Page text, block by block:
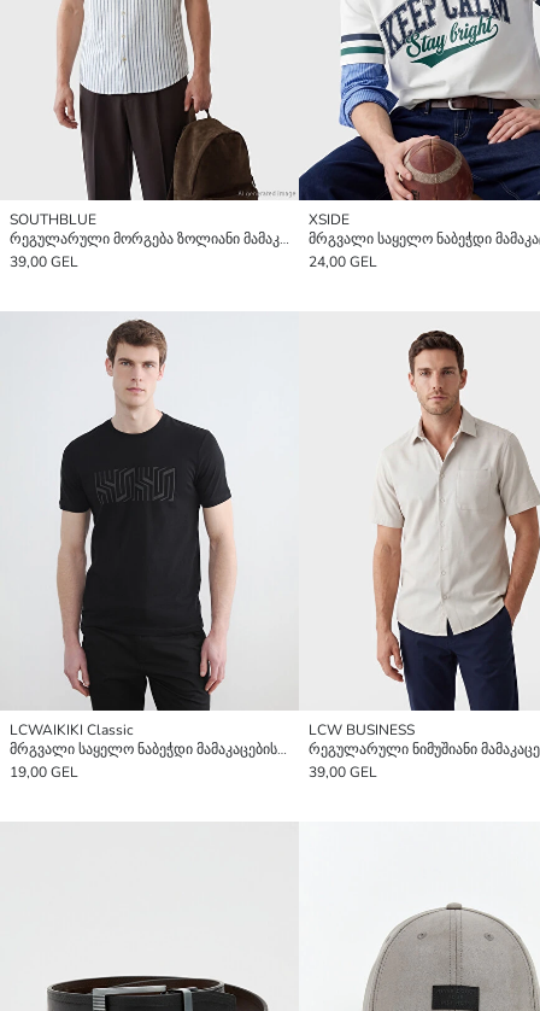
SOUTHBLUE
რეგულარული მორგება ზოლიანი მამაკაცის პერანგი
39,00 GEL
XSIDE
24,00 GEL
LCWAIKIKI Classic
მრგვალი საყელო ნაბეჭდი მამაკაცების ჟერსის მაისური
19,00 GEL
LCW BUSINESS
39,00 GEL